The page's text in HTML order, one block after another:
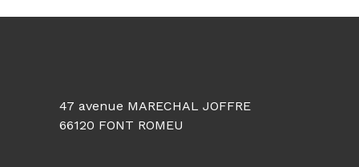
47 avenue MARECHAL JOFFRE
66120 FONT ROMEU